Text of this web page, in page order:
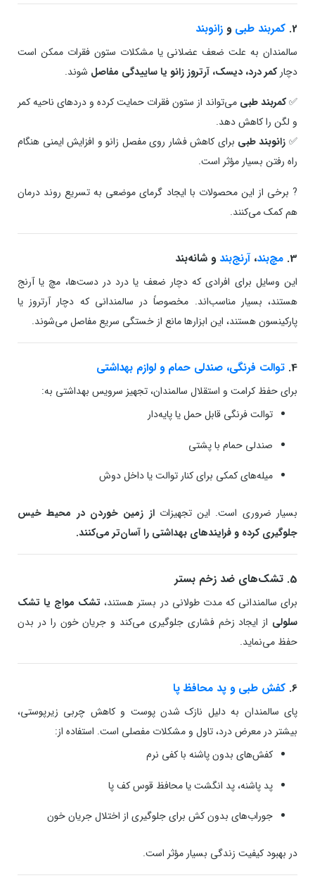
2. کمربند طبیو زانوبند
سالمندان به علت ضعف عضلانی یا مشکلات ستون فقرات ممکن است
دچارکمر درد، دیسک، آرتروز زانو یا ساییدگی مفاصل شوند.
✅کمربند طبی می‌تواند از ستون فقرات حمایت کرده و دردهای ناحیه کمر
و لگن را کاهش دهد.
✅ زانوبند طبی برای کاهش فشار روی مفصل زانو و افزایش ایمنی هنگام
راه رفتن بسیار مؤثر است.
? برخی از این محصولات با ایجاد گرمای موضعی به تسریع روند درمان
هم کمک می‌کنند.
3. مچ‌بند، آرنج‌بندو شانه‌بند
این وسایل برای افرادی که دچار ضعف یا درد در دست‌ها، مچ یا آرنج
هستند، بسیار مناسب‌اند. مخصوصاً در سالمندانی که دچار آرتروز یا
پارکینسون هستند، این ابزارها مانع از خستگی سریع مفاصل می‌شوند.
4. توالت فرنگی، صندلی حمام و لوازم بهداشتی
برای حفظ کرامت و استقلال سالمندان، تجهیز سرویس بهداشتی به:
توالت فرنگی قابل حمل یا پایه‌دار
صندلی حمام با پشتی
میله‌های کمکی برای کنار توالت یا داخل دوش
بسیار ضروری است. این تجهیزاتاز زمین خوردن در محیط خیس
جلوگیری کرده و فرایندهای بهداشتی را آسان‌تر می‌کنند.
5. تشک‌های ضد زخم بستر
برای سالمندانی که مدت طولانی در بستر هستند، تشک مواج یا تشک
سلولی از ایجاد زخم فشاری جلوگیری می‌کند و جریان خون را در بدن
حفظ می‌نماید.
6. کفش طبی و پد محافظ پا
پای سالمندان به دلیل نازک شدن پوست و کاهش چربی زیرپوستی،
بیشتر در معرض درد، تاول و مشکلات مفصلی است. استفاده از:
کفش‌های بدون پاشنه با کفی نرم
پد پاشنه، پد انگشت یا محافظ قوس کف پا
جوراب‌های بدون کش برای جلوگیری از اختلال جریان خون
در بهبود کیفیت زندگی بسیار مؤثر است.